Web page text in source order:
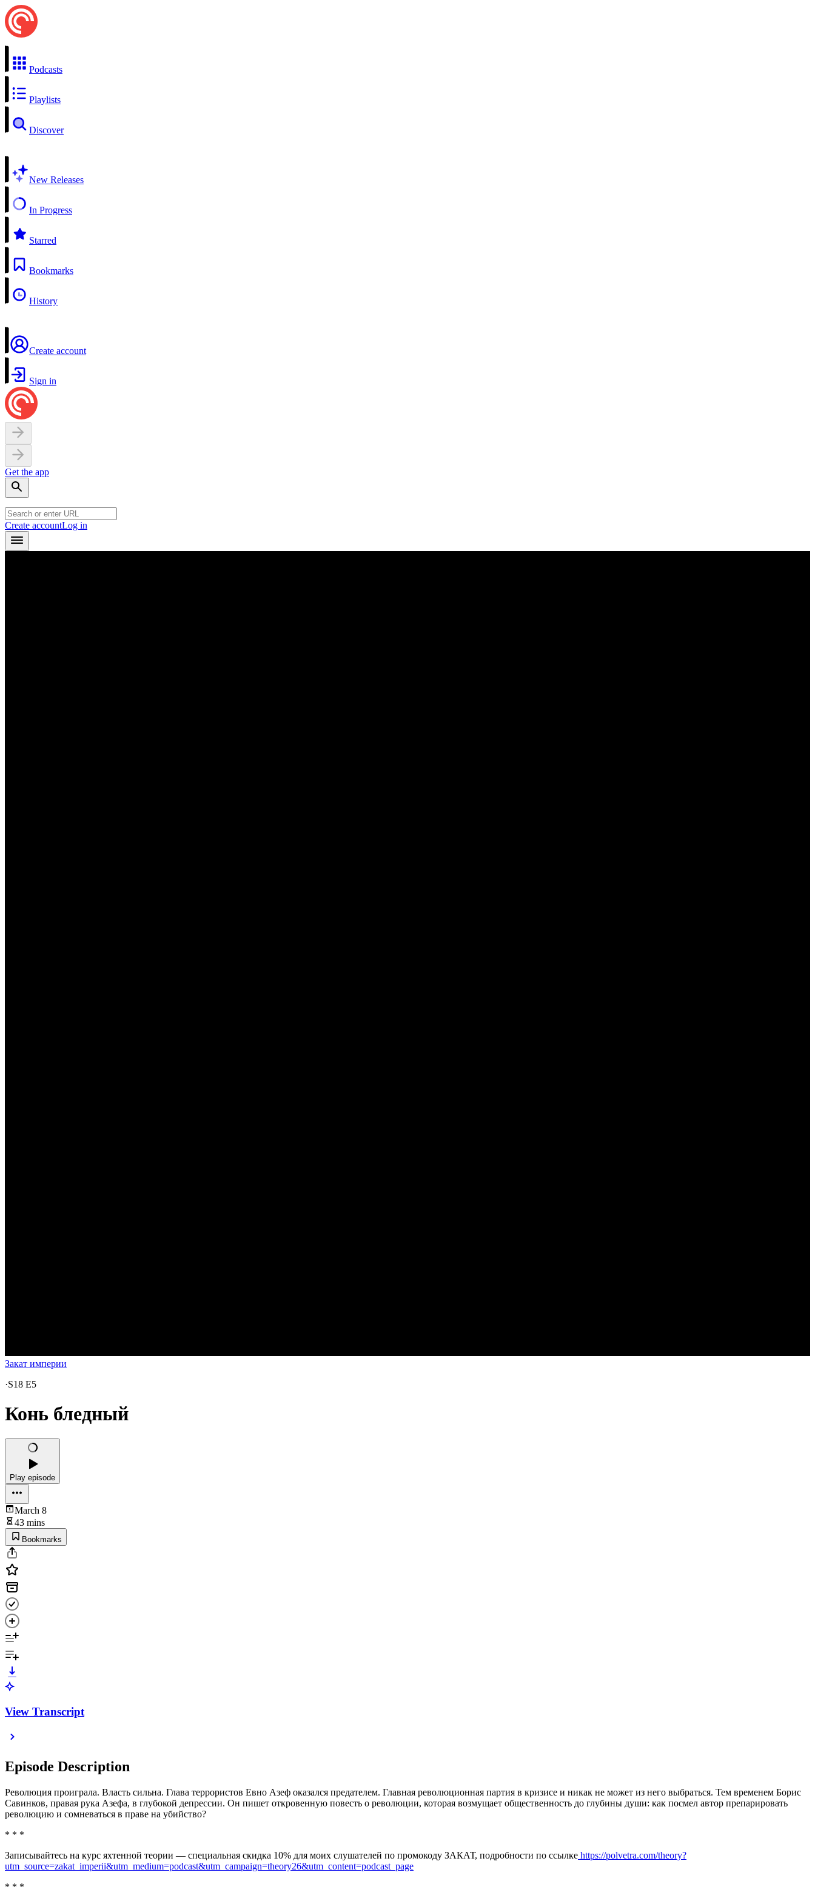
Podcasts
Playlists
Discover
New Releases
In Progress
Starred
Bookmarks
History
Create account
Sign in
Get the app
Create accountLog in
Закат империи
·S18 E5
Конь бледный
Play episode
March 8
43 mins
Bookmarks
View Transcript
Episode Description
Революция проиграла. Власть сильна. Глава террористов Евно Азеф оказался предателем. Главная революционная партия в кризисе и никак не может из него выбраться. Тем временем Борис
Савинков, правая рука Азефа, в глубокой депрессии. Он пишет откровенную повесть о революции, которая возмущает общественность до глубины души: как посмел автор препарировать
революцию и сомневаться в праве на убийство?
* * *
Записывайтесь на курс яхтенной теории — специальная скидка 10% для моих слушателей по промокоду ЗАКАТ, подробности по ссылке https://polvetra.com/theory?
utm_source=zakat_imperii&utm_medium=podcast&utm_campaign=theory26&utm_content=podcast_page
* * *